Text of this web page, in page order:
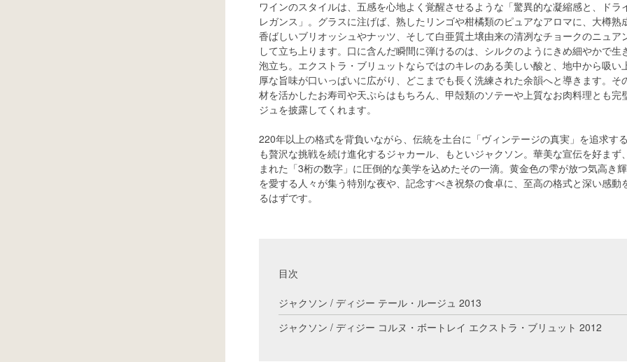
ワインのスタイルは、五感を心地よく覚醒させるような「驚異的な凝縮感と、ドラ
レガンス」。グラスに注げば、熟したリンゴや柑橘類のピュアなアロマに、大樽熟
香ばしいブリオッシュやナッツ、そして白亜質土壌由来の清冽なチョークのニュア
して立ち上ります。口に含んだ瞬間に弾けるのは、シルクのようにきめ細やかで生
泡立ち。エクストラ・ブリュットならではのキレのある美しい酸と、地中から吸い
厚な旨味が口いっぱいに広がり、どこまでも長く洗練された余韻へと導きます。そ
材を活かしたお寿司や天ぷらはもちろん、甲殻類のソテーや上質なお肉料理とも完
ジュを披露してくれます。
220年以上の格式を背負いながら、伝統を土台に「ヴィンテージの真実」を追求す
も贅沢な挑戦を続け進化するジャカール、もといジャクソン。華美な宣伝を好まず
まれた「3桁の数字」に圧倒的な美学を込めたその一滴。黄金色の雫が放つ気高き
を愛する人々が集う特別な夜や、記念すべき祝祭の食卓に、至高の格式と深い感動
るはずです。
目次
ジャクソン / ディジー テール・ルージュ 2013
ジャクソン / ディジー コルヌ・ボートレイ エクストラ・ブリュット 2012